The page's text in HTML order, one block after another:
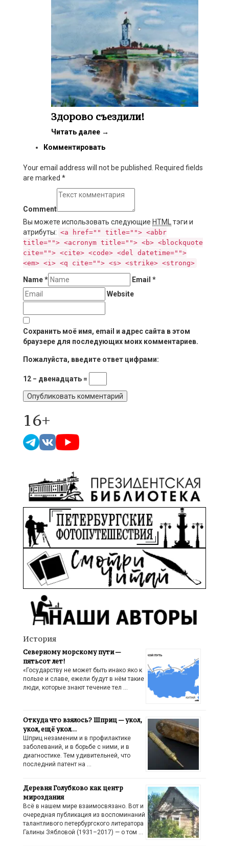
Здорово съездили!
Читать далее →
Комментировать
Your email address will not be published. Required fields
are marked *
Comment
Вы можете использовать следующие HTML
тэги и
атрибуты: <a href="" title=""> <abbr
title=""> <acronym title=""> <b> <blockquote
cite=""> <cite> <code> <del datetime="">
<em> <i> <q cite=""> <s> <strike> <strong>
Name* Email *
Website
Сохранить моё имя, email и адрес сайта в этом
браузере для последующих моих комментариев.
Пожалуйста, введите ответ цифрами:
12 − двенадцать =
16+
История
Северному морскому пути —
пятьсот лет!
«Государству не может быть инако яко к
пользе и славе, ежели будут в нём такие
люди, которые знают течение тел …
Откуда что взялось? Шприц — укол,
укол, ещё укол…
Шприц незаменим и в профилактике
заболеваний, и в борьбе с ними, и в
диагностике. Тем удивительней, что
последний патент на …
Деревня Голубково как центр
мироздания
Всё в нашем мире взаимосвязано. Вот и
очередная публикация из воспоминаний
талантливого петербургского литератора
Галины Зябловой (1931–2017) — о том …